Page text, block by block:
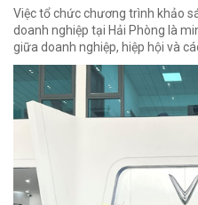
Việc tổ chức chương trình khảo
doanh nghiệp tại Hải Phòng là
giữa doanh nghiệp, hiệp hội và